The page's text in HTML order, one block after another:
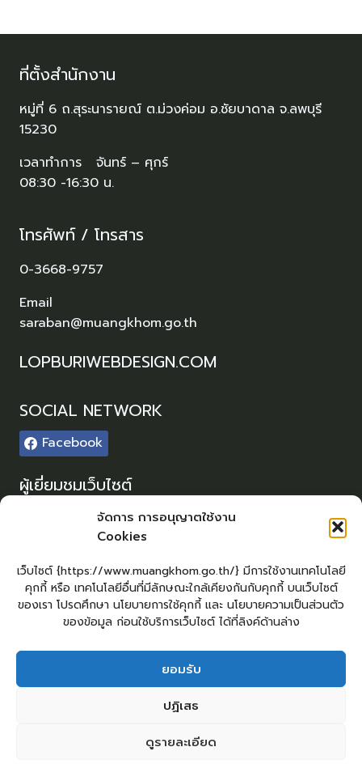
จัดการ การอนุญาตใช้งาน
Cookies
เว็บไซต์ {https://www.muangkhom.go.th/} มีการใช้งานเทคโนโลยี
คุกกี้ หรือ เทคโนโลยีอื่นที่มีลักษณะใกล้เคียงกันกับคุกกี้ บนเว็บไซต์
ของเรา โปรดศึกษา นโยบายการใช้คุกกี้ และ นโยบายความเป็นส่วนตัว
ของข้อมูล ก่อนใช้บริการเว็บไซต์ ได้ที่ลิงค์ด้านล่าง
ยอมรับ
ปฏิเสธ
ดูรายละเอียด
ที่ตั้งสำนักงาน
หมู่ที่ 6 ถ.สุระนารายณ์ ต.ม่วงค่อม อ.ชัยบาดาล จ.ลพบุรี
15230
เวลาทำการ จันทร์ – ศุกร์
08:30 -16:30 น.
โทรศัพท์ / โทรสาร
0-3668-9757
Email
saraban@muangkhom.go.th
LOPBURIWEBDESIGN.COM
SOCIAL NETWORK
Facebook
ผู้เยี่ยมชมเว็บไซต์
0
แผนผังเว็บไซต์
Login
เข้าสู่ระบบ
ติดต่อ อบต.